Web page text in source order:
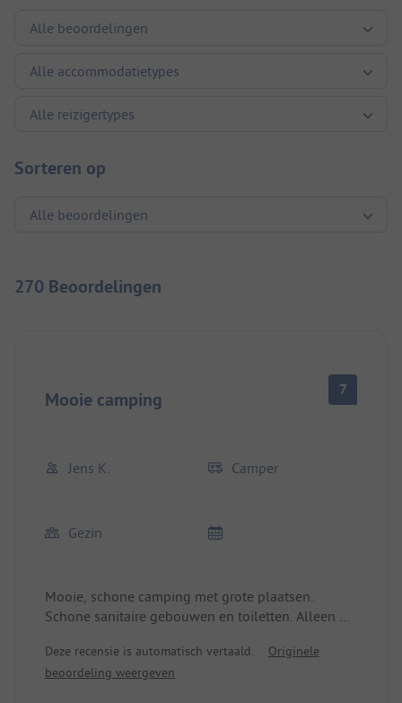
Sorteren op
270 Beoordelingen
Mooie camping 7
Jens K. Camper
Gezin
Mooie, schone camping met grote plaatsen.
Schone sanitaire gebouwen en toiletten. Alleen bij
ochtend. De service is erg vriendelijk en
behulpzaam. Sport- en avondprogramma's worden
Deze recensie is automatisch vertaald.
Originele
beoordeling weergeven